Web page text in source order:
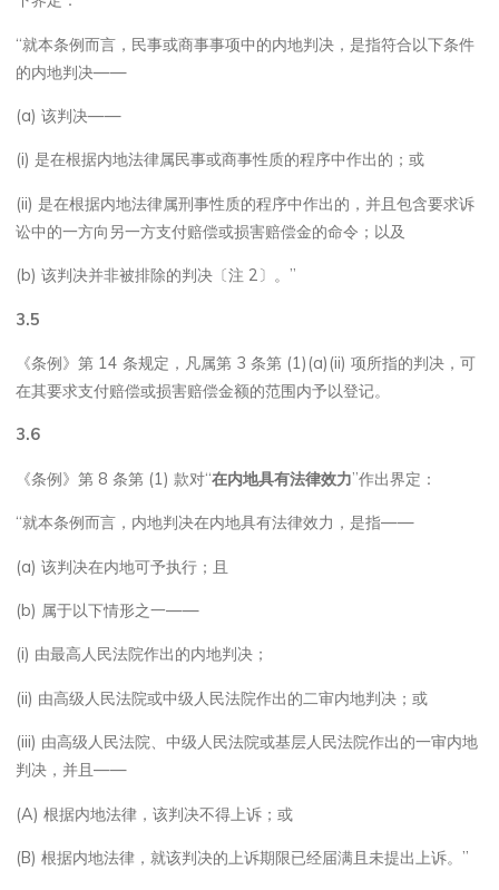
“就本条例而言，民事或商事事项中的内地判决，是指符合以下条件
的内地判决——
(a) 该判决——
(i) 是在根据内地法律属民事或商事性质的程序中作出的；或
(ii) 是在根据内地法律属刑事性质的程序中作出的，并且包含要求诉
讼中的一方向另一方支付赔偿或损害赔偿金的命令；以及
(b) 该判决并非被排除的判决〔注 2〕。”
3.5
《条例》第 14 条规定，凡属第 3 条第 (1)(a)(ii) 项所指的判决，可
在其要求支付赔偿或损害赔偿金额的范围内予以登记。
3.6
《条例》第 8 条第 (1) 款对“在内地具有法律效力”作出界定：
“就本条例而言，内地判决在内地具有法律效力，是指——
(a) 该判决在内地可予执行；且
(b) 属于以下情形之一——
(i) 由最高人民法院作出的内地判决；
(ii) 由高级人民法院或中级人民法院作出的二审内地判决；或
(iii) 由高级人民法院、中级人民法院或基层人民法院作出的一审内地
判决，并且——
(A) 根据内地法律，该判决不得上诉；或
(B) 根据内地法律，就该判决的上诉期限已经届满且未提出上诉。”